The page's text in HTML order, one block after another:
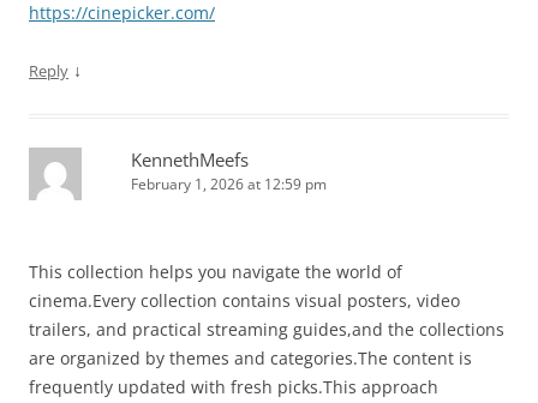
https://cinepicker.com/
Reply ↓
KennethMeefs
February 1, 2026 at 12:59 pm
This collection helps you navigate the world of
cinema.Every collection contains visual posters, video
trailers, and practical streaming guides,and the collections
are organized by themes and categories.The content is
frequently updated with fresh picks.This approach